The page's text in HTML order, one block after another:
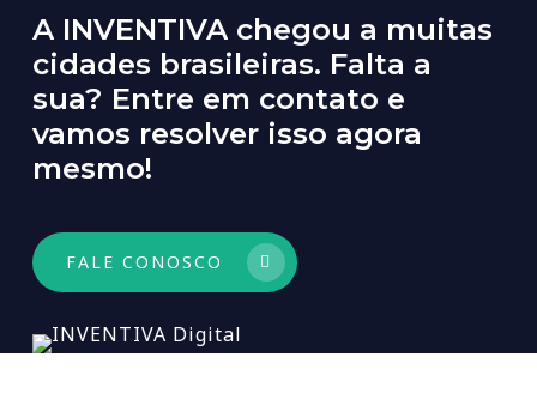
A INVENTIVA chegou a muitas
cidades brasileiras. Falta a
sua? Entre em contato e
vamos resolver isso agora
mesmo!
FALE CONOSCO